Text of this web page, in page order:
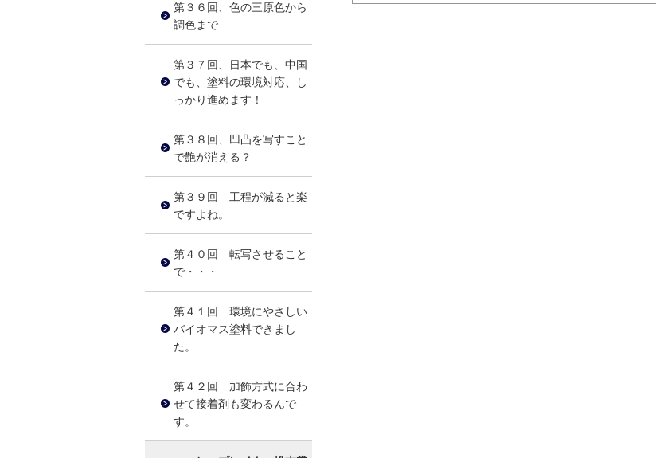
第３６回、色の三原色から
調色まで
第３７回、日本でも、中国
でも、塗料の環境対応、し
っかり進めます！
第３８回、凹凸を写すこと
で艶が消える？
第３９回 工程が減ると楽
ですよね。
第４０回 転写させること
で・・・
第４１回 環境にやさしい
バイオマス塗料できまし
た。
第４２回 加飾方式に合わ
せて接着剤も変わるんで
す。